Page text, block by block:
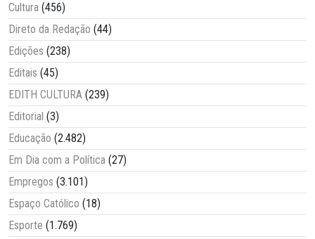
Cultura (456)
Direto da Redação (44)
Edições (238)
Editais (45)
EDITH CULTURA (239)
Editorial (3)
Educação (2.482)
Em Dia com a Política (27)
Empregos (3.101)
Espaço Católico (18)
Esporte (1.769)